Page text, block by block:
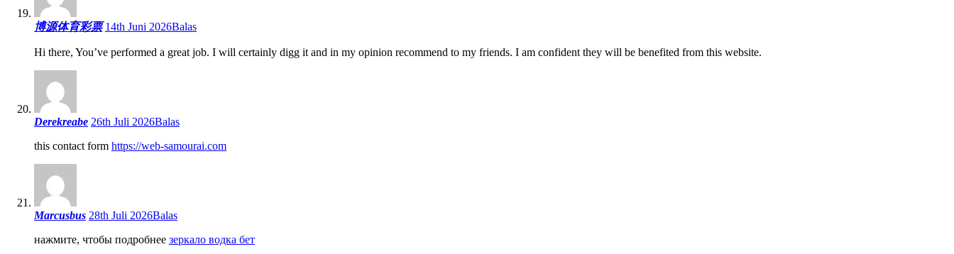
博源体育彩票 14th Juni 2026Balas
Hi there, You’ve performed a great job. I will certainly digg it and in my opinion recommend to my friends. I am confident they will be benefited from this website.
Derekreabe 26th Juli 2026Balas
this contact form https://web-samourai.com
Marcusbus 28th Juli 2026Balas
нажмите, чтобы подробнее зеркало водка бет